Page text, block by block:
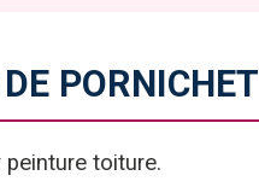
PORNICHET
toiture.